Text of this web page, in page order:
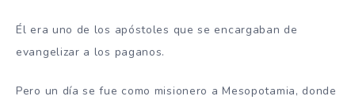
Él era uno de los apóstoles que se encargaban de
evangelizar a los paganos.
Pero un día se fue como misionero a Mesopotamia, donde